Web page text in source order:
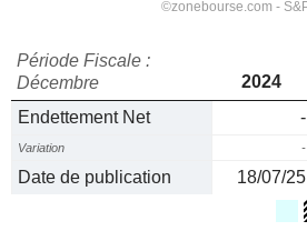
Période Fiscale :
Décembre
2024
Endettement Net
-
Variation -
Date de publication 18/07/25